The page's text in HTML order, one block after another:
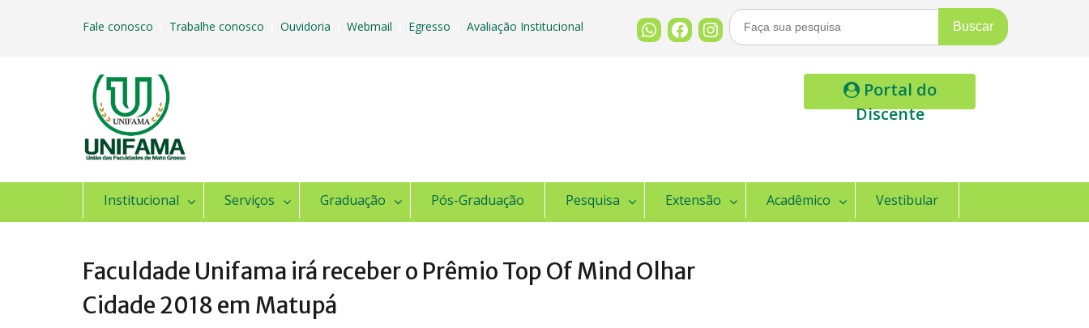
Fale conosco Trabalhe conosco Ouvidoria Webmail Egresso Avaliação Institucional
Buscar
Por:
Portal do
Discente
Institucional Serviços Graduação Pós-Graduação Pesquisa Extensão Acadêmico Vestibular
Faculdade Unifama irá receber o Prêmio Top Of Mind Olhar
Cidade 2018 em Matupá